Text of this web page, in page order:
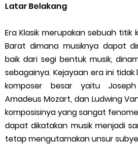
Fenomena Royalti Musik di Indonesia:
Cipta
Kamu Terlalu Bercanda Sebagai
Identitas Sosial dalam Musik
Maskulinitas VS
Latar Belakang
Era Klasik merupakan sebuah titik
Barat dimana musiknya dapat
baik dari segi bentuk musik,
sebagainya. Kejayaan era ini
komposer besar yaitu
Amadeus Mozart, dan Ludwing
komposisinya yang sangat
dapat dikatakan musik menjadi
tetap mengutamakan unsur